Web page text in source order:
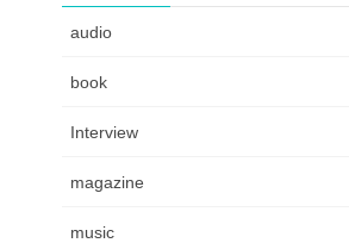
audio
book
Interview
magazine
music